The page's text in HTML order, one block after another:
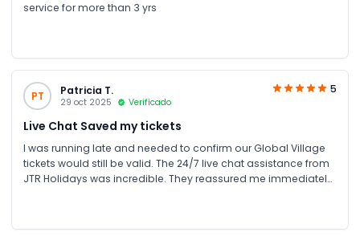
service for more than 3 yrs
PT Patricia T.
29 oct 2025 Verificado
5
Live Chat Saved my tickets
I was running late and needed to confirm our Global Village
tickets would still be valid. The 24/7 live chat assistance from
JTR Holidays was incredible. They reassured me immediately